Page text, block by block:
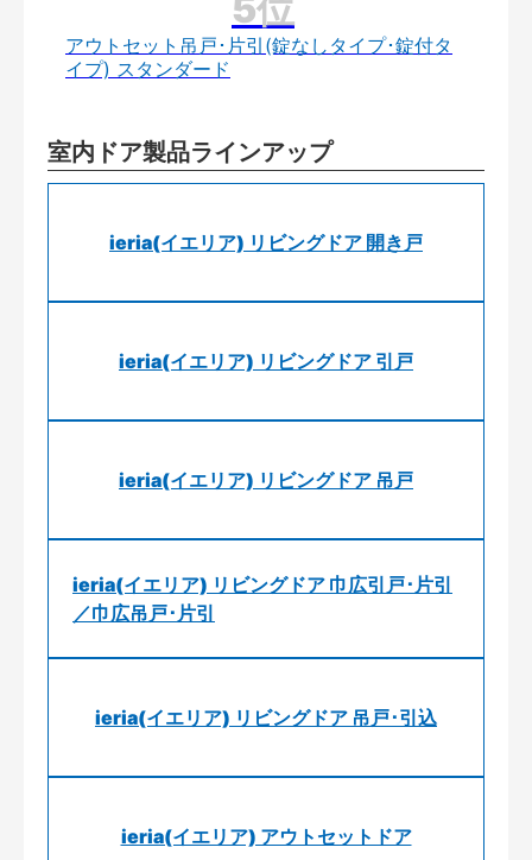
アウトセット吊戸･片引(錠なしタイプ･錠付タ
イプ) スタンダード
室内ドア製品ラインアップ
ieria(イエリア) リビングドア 開き戸
ieria(イエリア) リビングドア 引戸
ieria(イエリア) リビングドア 吊戸
ieria(イエリア) リビングドア 巾広引戸･片引
／巾広吊戸･片引
ieria(イエリア) リビングドア 吊戸･引込
ieria(イエリア) アウトセットドア